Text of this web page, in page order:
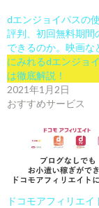
dエンジョイパスの使
評判、初回無料期間
できるのか。映画な
にみれるdエンジョ
は徹底解説！
2021年1月2日
おすすめサービス
ドコモアフィリエイ